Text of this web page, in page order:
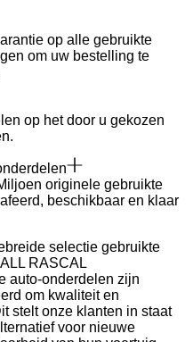
op alle gebruikte
om uw bestelling te
op het door u gekozen
originele gebruikte
beschikbaar en klaar
selectie gebruikte
RASCAL
auto-onderdelen zijn
om kwaliteit en
stelt onze klanten in staat
voor nieuwe